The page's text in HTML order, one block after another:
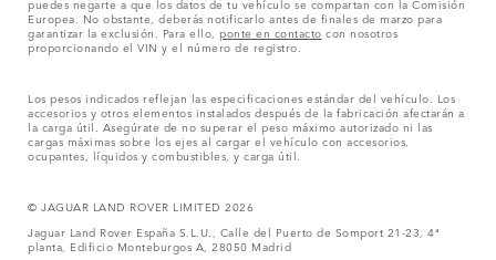
Europea. No obstante, deberás notificarlo antes de finales de marzo para
garantizar la exclusión. Para ello, ponte en contacto con nosotros
proporcionando el VIN y el número de registro.
Los pesos indicados reflejan las especificaciones estándar del vehículo. Los
accesorios y otros elementos instalados después de la fabricación afectarán a
la carga útil. Asegúrate de no superar el peso máximo autorizado ni las
cargas máximas sobre los ejes al cargar el vehículo con accesorios,
ocupantes, líquidos y combustibles, y carga útil.
© JAGUAR LAND ROVER LIMITED 2026
Jaguar Land Rover España S.L.U., Calle del Puerto de Somport 21-23, 4ª
planta, Edificio Monteburgos A, 28050 Madrid